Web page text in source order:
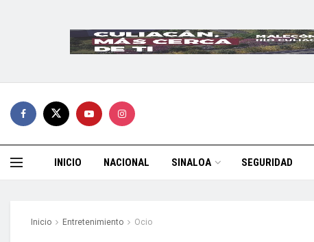
INICIO NACIONAL SINALOA SEGURIDAD
Inicio Entretenimiento Ocio